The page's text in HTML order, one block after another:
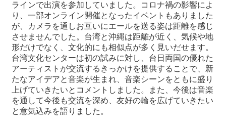
過
去
行
事
台
湾
の
本
ラインで出演を参加していました。コロナ禍の影響によ
り、一部オンライン開催となったイベントもありました
が、カメラを通しお互いにエールを送る姿は距離を感じ
させませんでした。台湾と沖縄は距離が近く、気候や地
形だけでなく、文化的にも相似点が多く見いだせます。
台湾文化センターは初の試みに対し、台日両国の優れた
アーティストが交流するきっかけを提供することで、新
たなアイデアと音楽が生まれ、音楽シーンをともに盛り
上げていきたいとコメントしました。また、今後は音楽
を通して今後も交流を深め、友好の輪を広げていきたい
と意気込みを語りました。